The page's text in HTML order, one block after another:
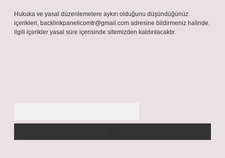
Hukuka ve yasal düzenlemelere aykırı olduğunu düşündüğünüz
içerikleri, backlinkpanelicomtr@gmail.com adresine bildirmeniz halinde,
ilgili içerikler yasal süre içerisinde sitemizden kaldırılacaktır.